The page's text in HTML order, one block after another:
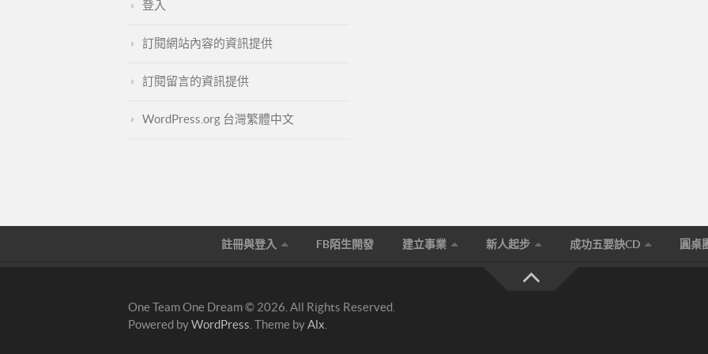
登入
訂閱網站內容的資訊提供
訂閱留言的資訊提供
WordPress.org 台灣繁體中文
註冊與登入 FB陌生開發 建立事業 新人起步 成功五要訣CD 圓桌
One Team One Dream © 2026. All Rights Reserved.
Powered byWordPress . Theme byAlx